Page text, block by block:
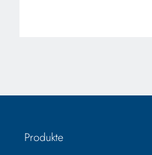
Produkte